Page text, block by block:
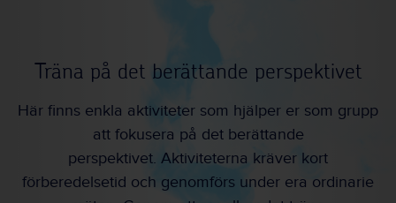
Träna på det berättande perspektivet
Här finns enkla aktiviteter som hjälper er som grupp
att fokusera på det berättande
perspektivet. Aktiviteterna kräver kort
förberedelsetid och genomförs under era ordinarie